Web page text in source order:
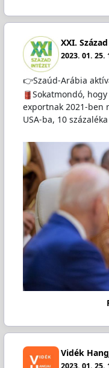
XXI.
2023. 01. 25.
👉Szaúd-Arábia
️Sokatmondó,
exportnak 2021-ben
USA-ba, 10
Vidék
2023. 01. 25.